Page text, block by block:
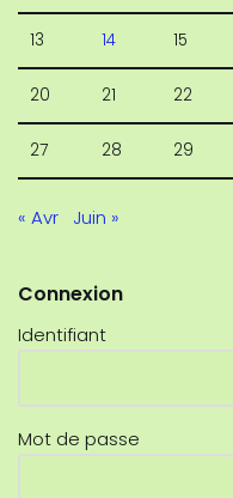
13 14 15
20 21 22
27 28 29
« Avr Juin »
Connexion
Identifiant
Mot de passe